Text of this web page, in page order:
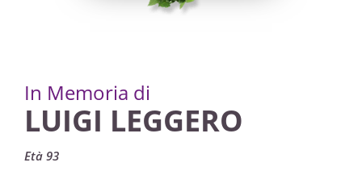
In Memoria di
LUIGI LEGGERO
Età 93